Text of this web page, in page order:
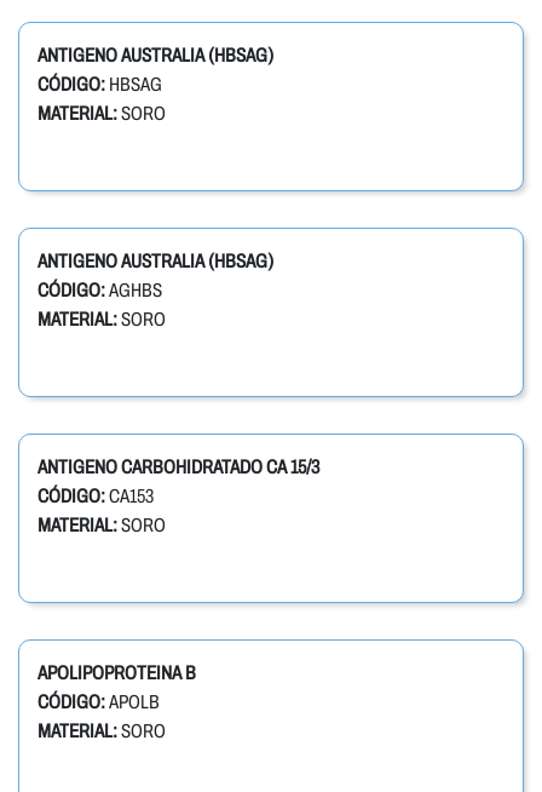
ANTIGENO AUSTRALIA (HBSAG)
CÓDIGO: HBSAG
MATERIAL:SORO
ANTIGENO AUSTRALIA (HBSAG)
CÓDIGO:AGHBS
MATERIAL:SORO
ANTIGENO CARBOHIDRATADO CA 15/3
CÓDIGO:CA153
MATERIAL:SORO
APOLIPOPROTEINA B
CÓDIGO:APOLB
MATERIAL:SORO